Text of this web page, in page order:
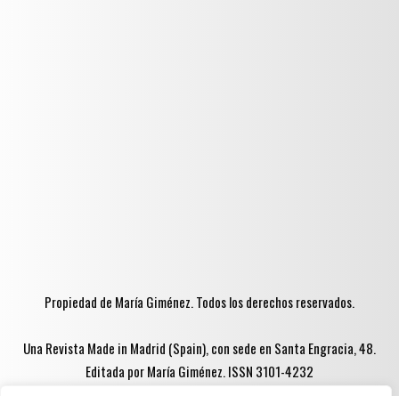
Propiedad de María Giménez. Todos los derechos reservados.
Una Revista Made in Madrid (Spain), con sede en Santa Engracia, 48.
Editada por María Giménez. ISSN 3101-4232